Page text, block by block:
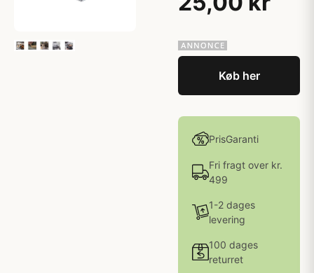
Køb her
PrisGaranti
Fri fragt over kr.
499
1-2 dages
levering
100 dages
returret